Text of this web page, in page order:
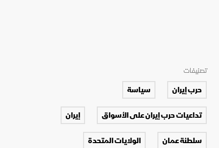
تصنيفات
حرب إيران
سياسة
تداعيات حرب إيران على الأسواق
إيران
سلطنة عمان
الولايات المتحدة